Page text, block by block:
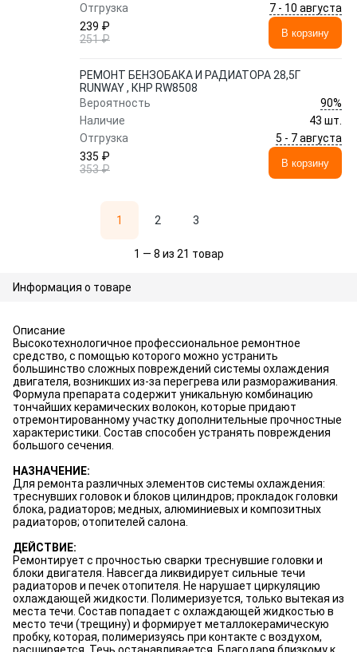
Отгрузка
7 - 10 августа
239 ₽
251 ₽
В корзину
РЕМОНТ БЕНЗОБАКА И РАДИАТОРА 28,5Г
RUNWAY , КНР RW8508
Вероятность
90%
Наличие
43 шт.
Отгрузка
5 - 7 августа
335 ₽
353 ₽
В корзину
1 2 3
1 — 8 из 21 товар
Информация о товаре
Описание
Высокотехнологичное профессиональное ремонтное
средство, с помощью которого можно устранить
большинство сложных повреждений системы охлаждения
двигателя, возникших из-за перегрева или размораживания.
Формула препарата содержит уникальную комбинацию
тончайших керамических волокон, которые придают
отремонтированному участку дополнительные прочностные
характеристики. Состав способен устранять повреждения
большого сечения.
НАЗНАЧЕНИЕ:
Для ремонта различных элементов системы охлаждения:
треснувших головок и блоков цилиндров; прокладок головки
блока, радиаторов; медных, алюминиевых и композитных
радиаторов; отопителей салона.
ДЕЙСТВИЕ:
Ремонтирует с прочностью сварки треснувшие головки и
блоки двигателя. Навсегда ликвидирует сильные течи
радиаторов и печек отопителя. Не нарушает циркуляцию
охлаждающей жидкости. Полимеризуется, только вытекая из
места течи. Состав попадает с охлаждающей жидкостью в
место течи (трещину) и формирует металлокерамическую
пробку, которая, полимеризуясь при контакте с воздухом,